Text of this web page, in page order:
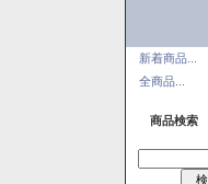
新着商品...
全商品...
商品検索